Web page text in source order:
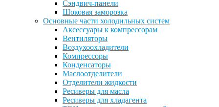
Сэндвич-панели
Шоковая заморозка
Основные части холодильных систем
Аксессуары к компрессорам
Вентиляторы
Воздухоохладители
Компрессоры
Конденсаторы
Маслоотделители
Отделители жидкости
Ресиверы для масла
Ресиверы для хладагента